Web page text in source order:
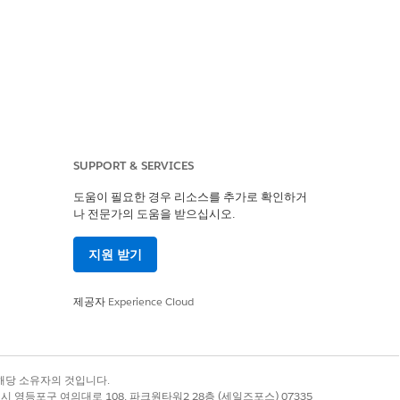
SUPPORT & SERVICES
도움이 필요한 경우 리소스를 추가로 확인하거
나 전문가의 도움을 받으십시오.
지원 받기
제공자 Experience Cloud
소유자의 것입니다.
영등포구 여의대로 108, 파크원타워2 28층 (세일즈포스) 07335